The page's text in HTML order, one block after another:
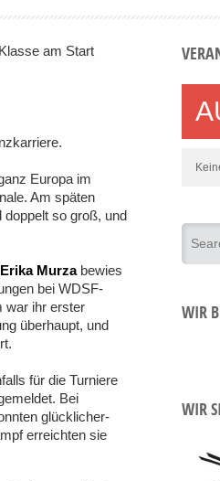
am Start
Europa im
Am späten
doppelt so groß, und
Murza bewies
bei WDSF­
war ihr erster
überhaupt, und
für die Turniere
Bei
glücklicher­
erreichten sie
WIR
WIR